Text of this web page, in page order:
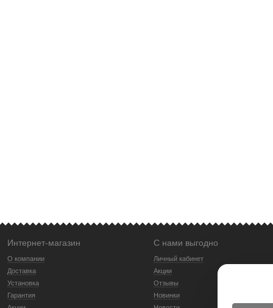
Интернет-магазин
О компании
Доставка
Установка
Гарантия
С нами выгодно
Личный кабинет
Акции
Отзывы
Новинки